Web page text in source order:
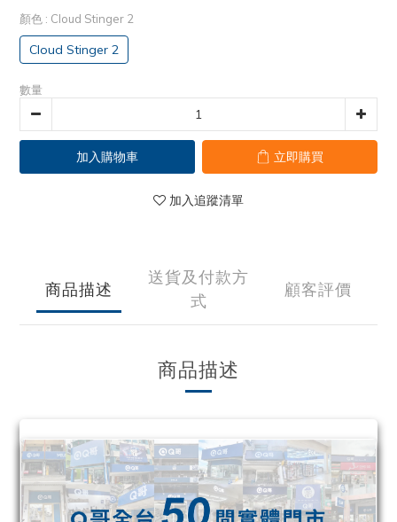
顏色 : Cloud Stinger 2
Cloud Stinger 2
數量
加入購物車 立即購買
加入追蹤清單
商品描述
送貨及付款方
式
顧客評價
商品描述